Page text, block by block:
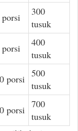
300
tusuk
400
tusuk
porsi 500
tusuk
porsi 700
tusuk